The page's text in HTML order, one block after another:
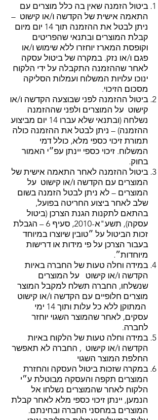
ביטול הזמנה שאין בה כלל מוצרים עם
התאמה אישית של הקדשה ו/או קישוט –
ניתן לבטל את ההזמנה תוך 14 יום מיום
קבלת המוצרים ובתנאי שהפריטים
וקופסת המארז יוחזרו ללא שימוש ו/או
פגם ו/או נזק. במקרה של ביטול עסקה
לאחר שההזמנה התקבלה על ידי הלקוח
ינוכו עלויות המשלוח ועמלות הסליקה
מסכום הזיכוי.
ביטול ההזמנה לפני שבוצעה הקדשה ו/או
קישוט על המוצרים ולפני שההזמנה
נשלחה (ובתנאי שלא עברו 14 יום מביצוע
ההזמנה) – ניתן לבטל את ההזמנה כולה
תמורת זיכוי כספי מלא, כולל דמי
המשלוח. זיכוי כספי יינתן עפ״י האמור
בחוק.
ביטול ההזמנה לאחר התאמה אישית של
המוצרים עם הקדשה ו/או קישוט על
המוצרים – לא ניתן לבטל הזמנה בשום
שלב לאחר ביצוע החריטה בפועל,
בהתאם לתקנות הגנת הצרכן (ביטול
עסקה), תשע"א-2010, סעיף 6 – הגבלת
זכות הביטול על ״טובין שיוצרו במיוחד
בעבור הצרכן על פי מידות או דרישות
מיוחדות״.
במידה וחלה טעות של החברה באיות
הקדשה ו/או קישוט על המוצרים
שנשלחו, החברה תשלח למקבל המוצר
מוצרים חלופיים עם הקדשה ו/או קישוט
המתוקן ללא כל עלות ותוך 14 ימי
עסקים, לאחר שהמוצר השגוי יוחזר
לחברה.
במידה וחלה טעות של הלקוח באיות
הקדשה ו/או קישוט , החברה לא תאפשר
החלפת המוצר השגוי
במקרה שזכות ביטול העסקה והחזרת
המוצרים תקפה והעסקה מבוטלת ע״י
הלקוח לאחר שהמוצרים נשלחו אל
הנמען, יינתן זיכוי כספי מלא לאחר קבלת
המוצרים במחסני החברה ובחינתם.